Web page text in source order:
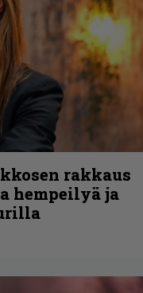
rakkaus
hempeilyä ja